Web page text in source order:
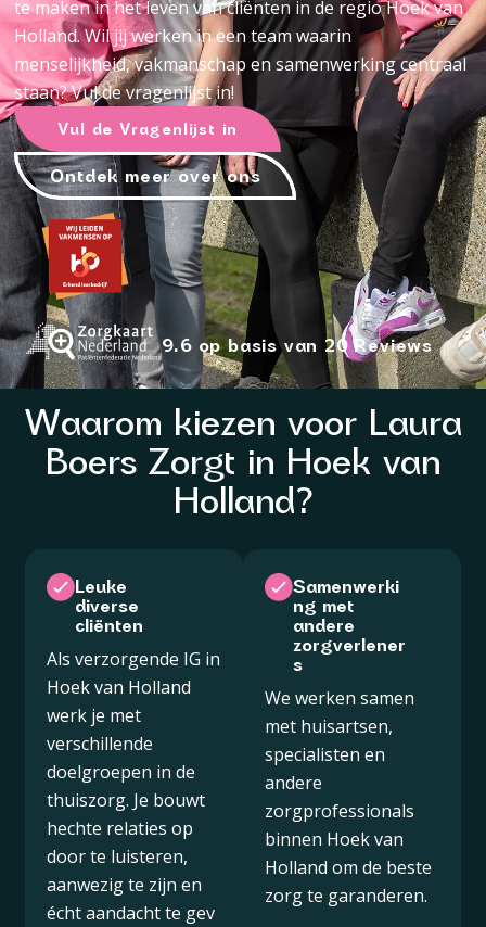
te maken in het leven van cliënten in de regio Hoek van
Holland. Wil jij werken in een team waarin
menselijkheid, vakmanschap en samenwerking centraal
staan? Vul de vragenlijst in!
Vul de Vragenlijst in
Ontdek meer over ons
9.6 op basis van 20 Reviews
Waarom kiezen voor Laura
Boers Zorgt in Hoek van
Holland?
Leuke
diverse
cliënten
Als verzorgende IG in
Hoek van Holland
werk je met
verschillende
doelgroepen in de
thuiszorg. Je bouwt
hechte relaties op
door te luisteren,
aanwezig te zijn en
écht aandacht te gev
Samenwerki
ng met
andere
zorgverlener
s
We werken samen
met huisartsen,
specialisten en
andere
zorgprofessionals
binnen Hoek van
Holland om de beste
zorg te garanderen.